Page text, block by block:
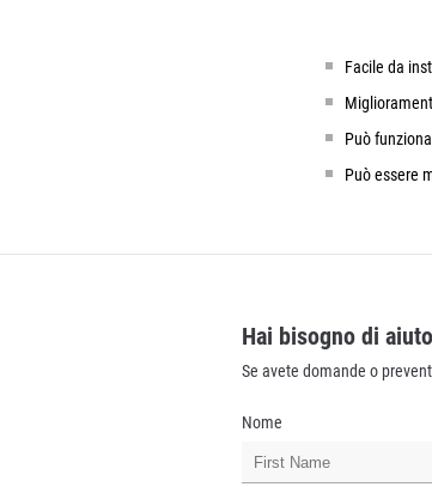
Facile da
Può
Può essere
Hai bisogno di
Se avete domande o
Nome